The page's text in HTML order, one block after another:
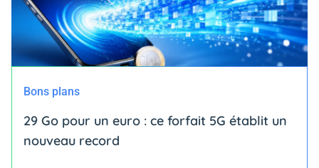
Bons plans
29 Go pour un euro : ce forfait 5G établit un
nouveau record